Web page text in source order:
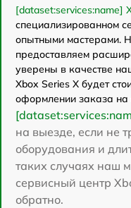
[dataset:services:name]
специализированном
опытными мастерами.
предоставляем
уверены в качестве
Xbox Series X будет
оформлении заказа на
на выезде, если не
оборудования и
таких случаях наш
сервисный центр
обратно.